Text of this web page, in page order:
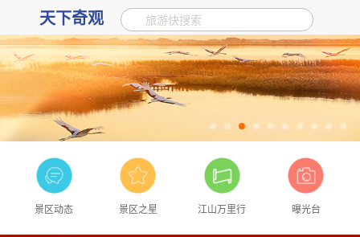
天下奇观 旅游快搜索
景区动态 景区之星 江山万里行 曝光台